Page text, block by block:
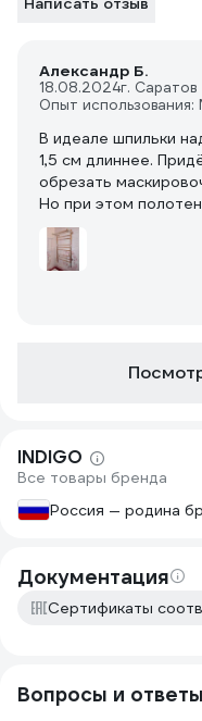
Александр Б.
18.08.2024г. Саратов
Опыт
В идеале шпильки
1,5 см длиннее.
обрезать
Но при этом
бутел висеть ближе
хорошо.
INDIGO
Все товары бренда
Россия — родина
Документация
Сертификаты
Вопросы и ответы